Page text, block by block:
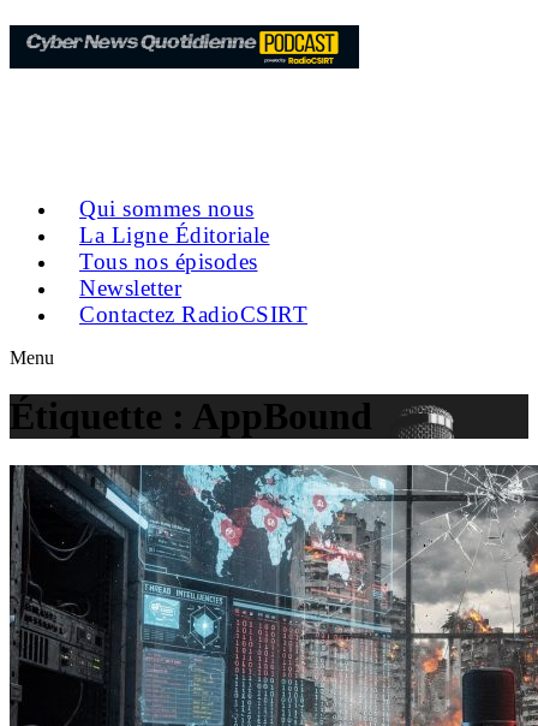
Qui sommes nous
La Ligne Éditoriale
Tous nos épisodes
Newsletter
Contactez RadioCSIRT
Menu
Étiquette : AppBound